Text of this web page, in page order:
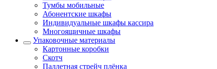
Тумбы мобильные
Абонентские шкафы
Индивидуальные шкафы кассира
Многоящичные шкафы
Упаковочные материалы
Картонные коробки
Скотч
Паллетная стрейч плёнка